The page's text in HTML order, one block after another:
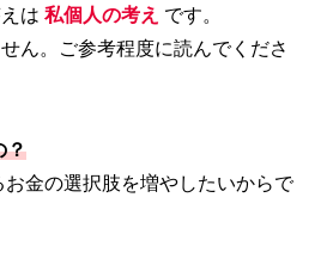
は 私個人の考え です。
ん。ご参考程度に読んでくださ
？
金の選択肢を増やしたいからで